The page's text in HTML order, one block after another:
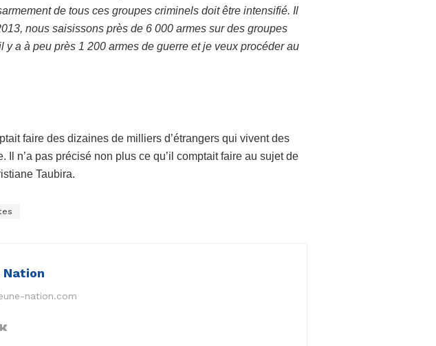
de tous ces groupes criminels doit être intensifié. Il
nous saisissons près de 6 000 armes sur des groupes
y a à peu près 1 200 armes de guerre et je veux procéder au
faire des dizaines de milliers d’étrangers qui vivent des
n’a pas précisé non plus ce qu’il comptait faire au sujet de
Taubira.
Nation
nation.com